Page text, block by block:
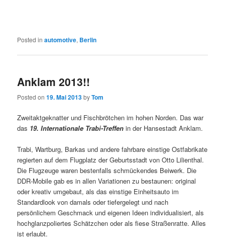
Posted in automotive, Berlin
Anklam 2013!!
Posted on19. Mai 2013byTom
Zweitaktgeknatter und Fischbrötchen im hohen Norden. Das war
das 19. Internationale Trabi-Treffen in der Hansestadt Anklam.
Trabi, Wartburg, Barkas und andere fahrbare einstige Ostfabrikate
regierten auf dem Flugplatz der Geburtsstadt von Otto Lilienthal.
Die Flugzeuge waren bestenfalls schmückendes Beiwerk. Die
DDR-Mobile gab es in allen Variationen zu bestaunen: original
oder kreativ umgebaut, als das einstige Einheitsauto im
Standardlook von damals oder tiefergelegt und nach
persönlichem Geschmack und eigenen Ideen individualisiert, als
hochglanzpoliertes Schätzchen oder als fiese Straßenratte. Alles
ist erlaubt.